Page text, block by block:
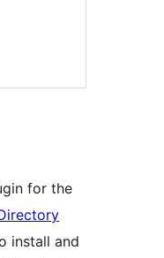
for the
install and